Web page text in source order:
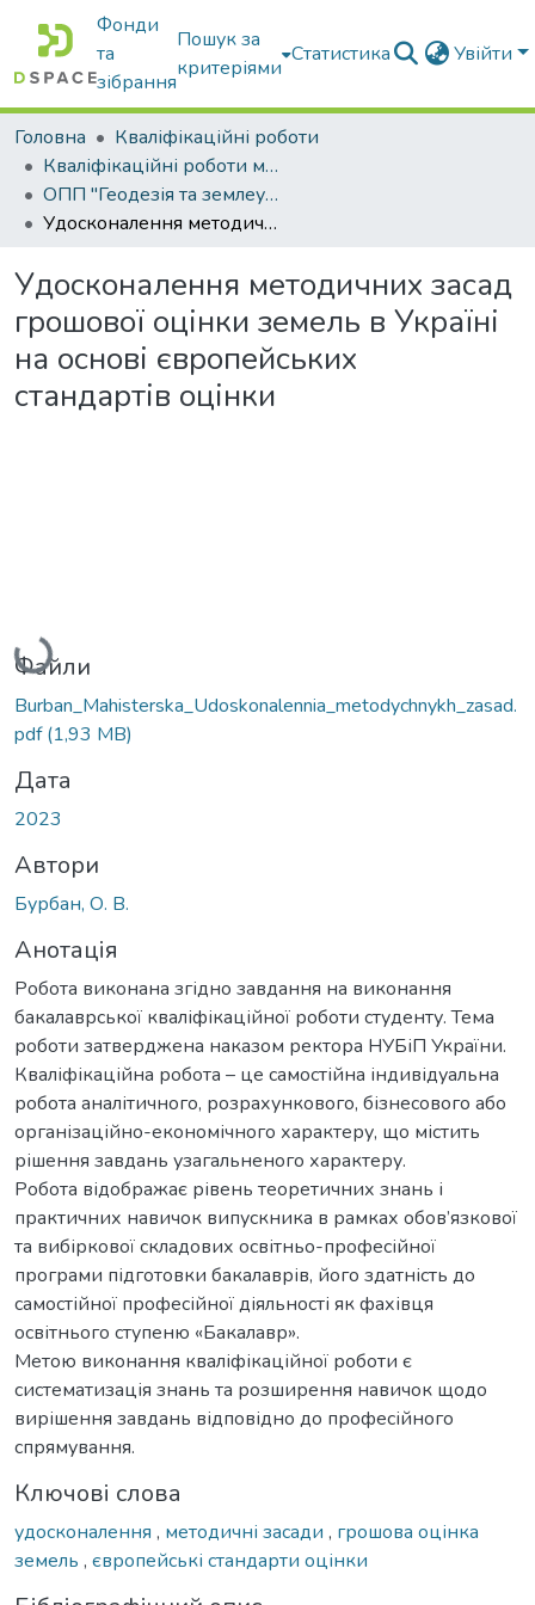
Фонди
та
зібрання
Пошук за
критеріями
Статистика Увійти
Головна
Кваліфікаційні роботи
Кваліфікаційні роботи магістрів
ОПП "Геодезія та землеустрій"
Удосконалення методичних засад грошової оцінки земель в Україні на основі європейських стандартів оцінки
Удосконалення методичних засад
грошової оцінки земель в Україні
на основі європейських
стандартів оцінки
Вантажиться...
Файли
Burban_Mahisterska_Udoskonalennia_metodychnykh_zasad.
pdf(1,93 MB)
Дата
2023
Автори
Бурбан, О. В.
Анотація
Робота виконана згідно завдання на виконання
бакалаврської кваліфікаційної роботи студенту. Тема
роботи затверджена наказом ректора НУБіП України.
Кваліфікаційна робота – це самостійна індивідуальна
робота аналітичного, розрахункового, бізнесового або
організаційно-економічного характеру, що містить
рішення завдань узагальненого характеру.
Робота відображає рівень теоретичних знань і
практичних навичок випускника в рамках обов’язкової
та вибіркової складових освітньо-професійної
програми підготовки бакалаврів, його здатність до
самостійної професійної діяльності як фахівця
освітнього ступеню «Бакалавр».
Метою виконання кваліфікаційної роботи є
систематизація знань та розширення навичок щодо
вирішення завдань відповідно до професійного
спрямування.
Ключові слова
удосконалення , методичні засади , грошова оцінка
земель , європейські стандарти оцінки